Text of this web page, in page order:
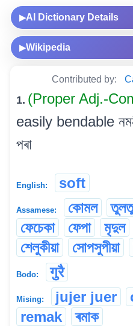
▶AI Dictionary Details
▶Wikipedia
Contributed by:
1. (Proper Adj.-
easily bendable
পৰা
English: soft
Assamese: কোমল
ফেচেকা
ফেপা মৃদুল
শেলুকীয়া
সোপসুপীয়া
Bodo: गुरै
Mising: jujer juer
remak
ৰমাক